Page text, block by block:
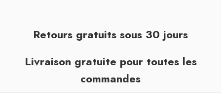
Retours gratuits sous 30 jours
Livraison gratuite pour toutes les
commandes